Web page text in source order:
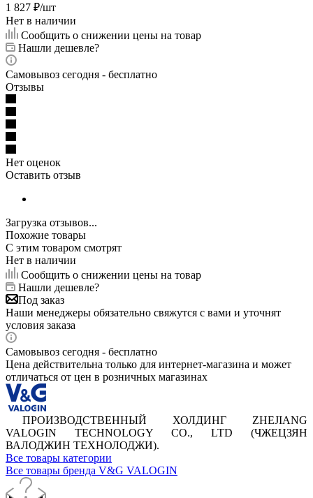
1 827 ₽/шт
Нет в наличии
Сообщить о снижении цены на товар
Нашли дешевле?
Самовывоз сегодня - бесплатно
Отзывы
Нет оценок
Оставить отзыв
Загрузка отзывов...
Похожие товары
С этим товаром смотрят
Нет в наличии
Сообщить о снижении цены на товар
Нашли дешевле?
Под заказ
Наши менеджеры обязательно свяжутся с вами и уточнят
условия заказа
Самовывоз сегодня - бесплатно
Цена действительна только для интернет-магазина и может
отличаться от цен в розничных магазинах
ПРОИЗВОДСТВЕННЫЙ ХОЛДИНГ ZHEJIANG
VALOGIN TECHNOLOGY CO., LTD (ЧЖЕЦЗЯН
ВАЛОДЖИН ТЕХНОЛОДЖИ).
Все товары категории
Все товары бренда V&G VALOGIN